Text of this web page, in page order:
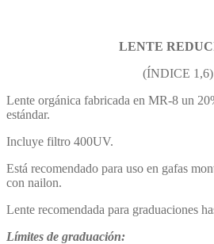
LENTE
(ÍNDICE 1,6)
Lente orgánica fabricada en MR-8 un
estándar.
Incluye filtro 400UV.
Está recomendado para uso en gafas
con nailon.
Lente recomendada para graduaciones
Límites de graduación: